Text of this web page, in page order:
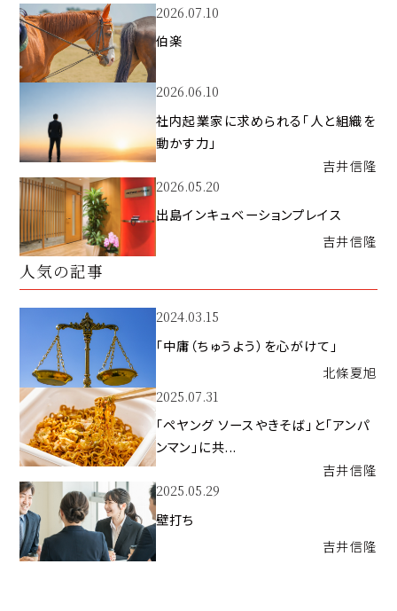
2026.07.10
伯楽
2026.06.10
社内起業家に求められる「人と組織を
動かす力」
吉井信隆
2026.05.20
出島インキュベーションプレイス
吉井信隆
人気の記事
2024.03.15
「中庸（ちゅうよう）を心がけて」
北條夏旭
2025.07.31
「ペヤング ソースやきそば」と「アンパ
ンマン」に共...
吉井信隆
2025.05.29
壁打ち
吉井信隆